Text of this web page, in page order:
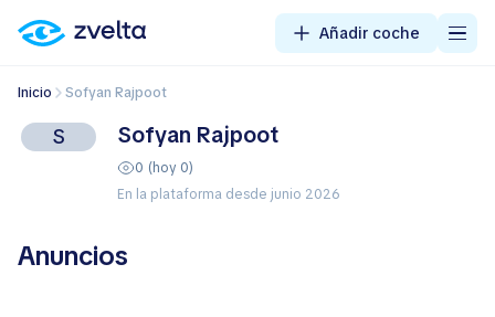
Añadir coche
Inicio Sofyan Rajpoot
S Sofyan Rajpoot
0 (hoy 0)
En la plataforma desde junio 2026
Anuncios